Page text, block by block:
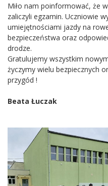
Miło nam poinformować, że
zaliczyli egzamin. Uczniowie
umiejętnościami jazdy na
bezpieczeństwa oraz
drodze.
Gratulujemy wszystkim
życzymy wielu bezpiecznych
przygód !
Beata Łuczak